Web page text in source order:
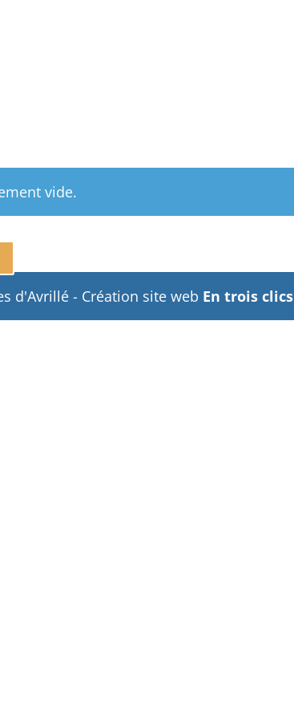
vide.
d'Avrillé - Création site web En trois clics